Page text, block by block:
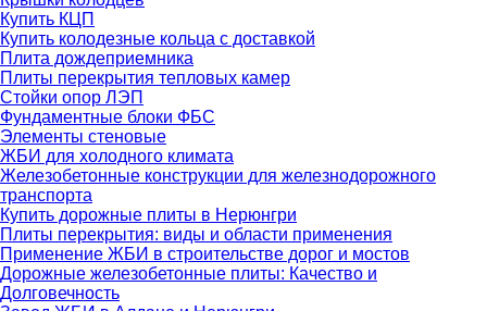
Купить КЦП
Купить колодезные кольца с доставкой
Плита дождеприемника
Плиты перекрытия тепловых камер
Стойки опор ЛЭП
Фундаментные блоки ФБС
Элементы стеновые
ЖБИ для холодного климата
Железобетонные конструкции для железнодорожного
транспорта
Купить дорожные плиты в Нерюнгри
Плиты перекрытия: виды и области применения
Применение ЖБИ в строительстве дорог и мостов
Дорожные железобетонные плиты: Качество и
Долговечность